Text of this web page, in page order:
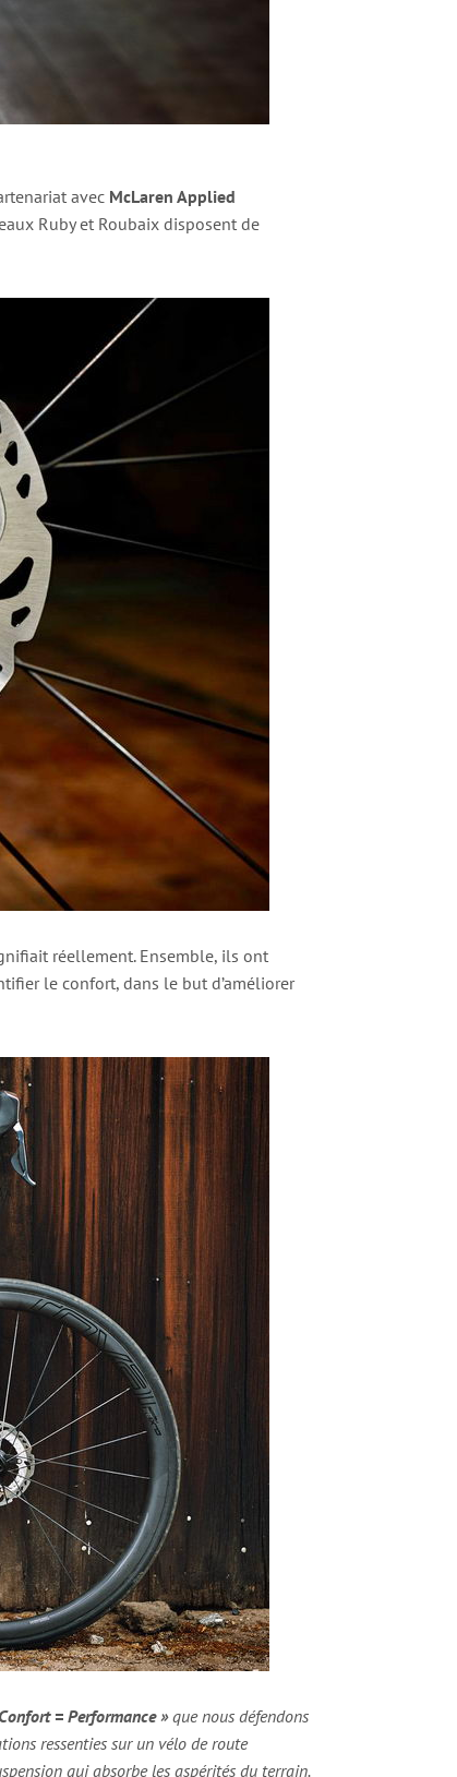
avec McLaren Applied
Ruby et Roubaix disposent de
réellement. Ensemble, ils ont
le confort, dans le but d’améliorer
= Performance »que nous défendons
ressenties sur un vélo de route
qui absorbe les aspérités du terrain.